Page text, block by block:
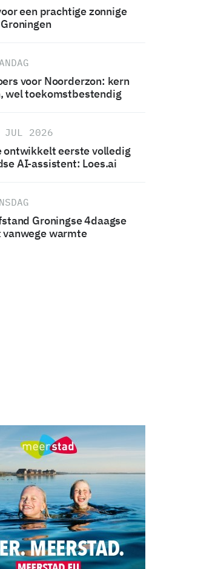
een prachtige zonnige
voor Noorderzon: kern
wel toekomstbestendig
JUL 2026
ontwikkelt eerste volledig
AI-assistent: Loes.ai
Groningse 4daagse
vanwege warmte